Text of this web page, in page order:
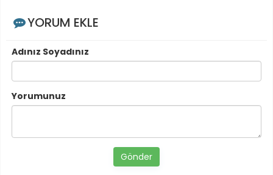
YORUM EKLE
Adınız Soyadınız
Yorumunuz
Gönder